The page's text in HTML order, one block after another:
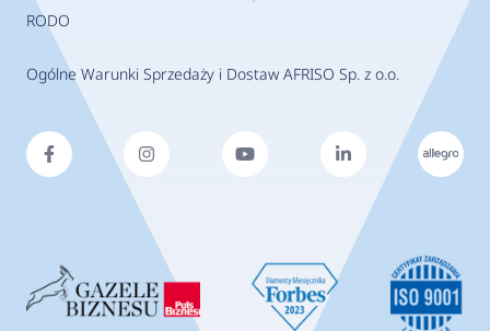
RODO
Ogólne Warunki Sprzedaży i Dostaw AFRISO Sp. z o.o.